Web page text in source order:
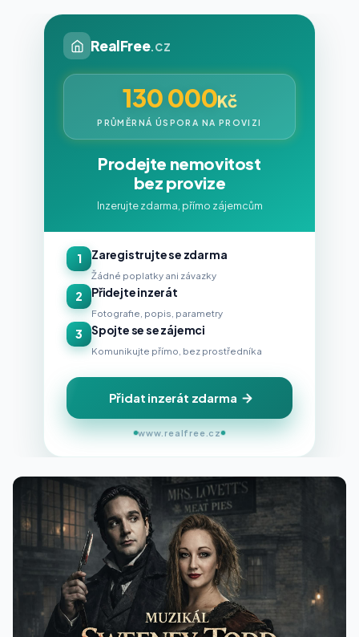
RealFree.cz
130 000Kč
PRŮMĚRNÁ ÚSPORA NA PROVIZI
Prodejte nemovitost
bez provize
Inzerujte zdarma, přímo zájemcům
1 Zaregistrujte se zdarma
Žádné poplatky ani závazky
2 Přidejte inzerát
Fotografie, popis, parametry
3 Spojte se se zájemci
Komunikujte přímo, bez prostředníka
Přidat inzerát zdarma
www.realfree.cz